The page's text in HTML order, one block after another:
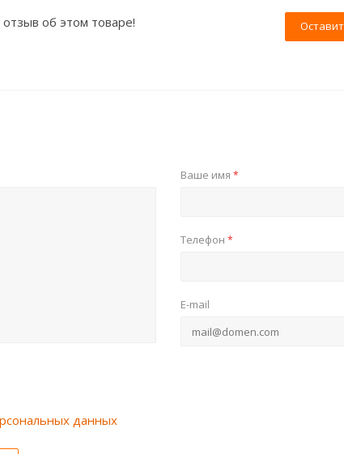
об этом товаре!
Ваше имя *
Телефон *
E-mail
данных